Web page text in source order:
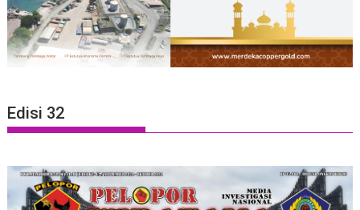
Edisi 32